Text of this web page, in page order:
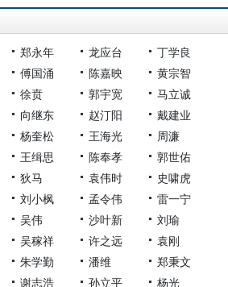
郑永年 龙应台
丁学良
傅国涌 陈嘉映
黄宗智
徐贲 郭宇宽
马立诚
向继东 赵汀阳
戴建业
杨奎松 王海光
周濂
王缉思 陈奉孝
郭世佑
狄马 袁伟时
史啸虎
刘小枫 孟令伟
雷一宁
吴伟 沙叶新
刘瑜
吴稼祥 许之远
袁刚
朱学勤 潘维
郑秉文
谢志浩 孙立平 杨光